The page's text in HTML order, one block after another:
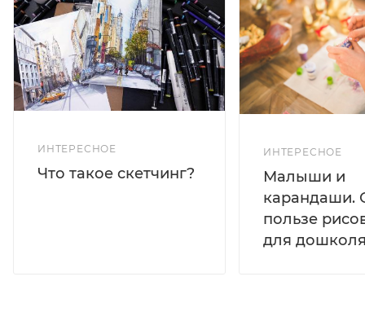
ИНТЕРЕСНОЕ
Что такое скетчинг?
ИНТЕРЕСНОЕ
Малыши и
карандаши.
пользе
для